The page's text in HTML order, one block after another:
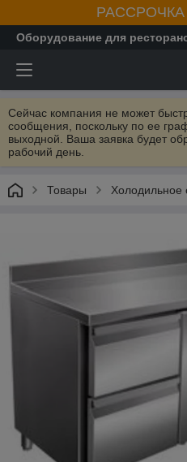
Оборудование для
Сейчас компания не может
сообщения, поскольку по ее
выходной. Ваша заявка будет
рабочий день.
Товары Холодильное